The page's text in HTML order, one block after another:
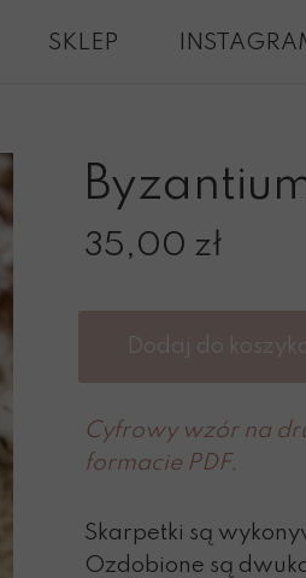
Skarpetki są
Ozdobione są
Cyfrowy wzór na
formacie PDF.
35,00 zł
Dodaj do
SKLEP